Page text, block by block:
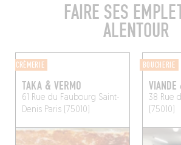
FAIRE SES
ALENTOUR
CRÈMERIE
TAKA & VERMO
61 Rue du Faubourg Saint-
DenisParis (75010)
BOUCHERIE
VIANDE
38 Rue
(75010)